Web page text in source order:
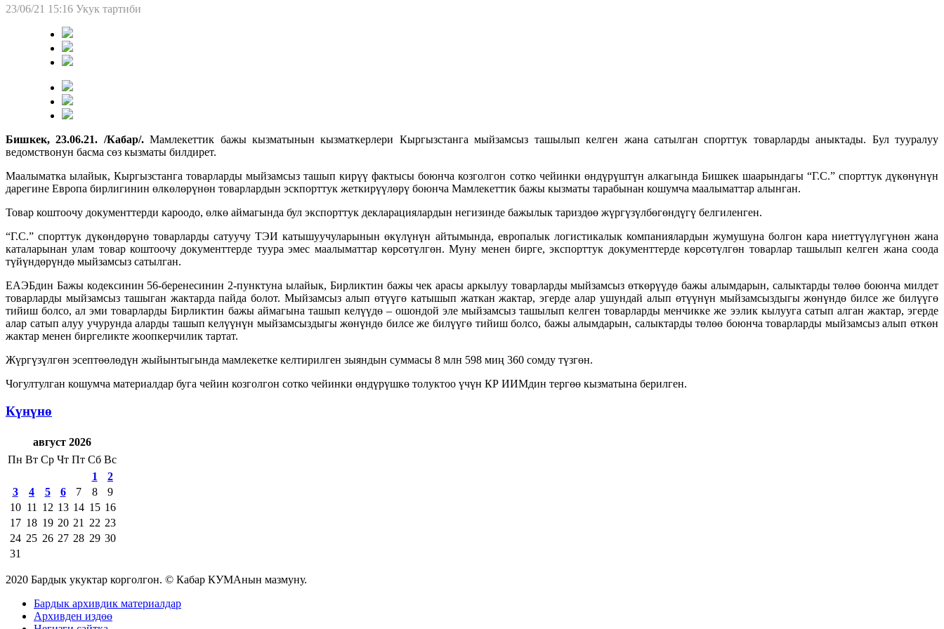
23/06/21 15:16 Укук тартиби
Бишкек, 23.06.21. /Кабар/.Мамлекеттик бажы кызматынын кызматкерлери Кыргызстанга мыйзамсыз ташылып келген жана сатылган спорттук товарларды аныктады. Бул тууралуу
ведомствонун басма сөз кызматы билдирет.
Маалыматка ылайык, Кыргызстанга товарларды мыйзамсыз ташып кирүү фактысы боюнча козголгон сотко чейинки өндүрүштүн алкагында Бишкек шаарындагы “Г.С.” спорттук дүкөнүнүн
дарегине Европа бирлигинин өлкөлөрүнөн товарлардын эскпорттук жеткирүүлөрү боюнча Мамлекеттик бажы кызматы тарабынан кошумча маалыматтар алынган.
Товар коштоочу документтерди кароодо, өлкө аймагында бул экспорттук декларациялардын негизинде бажылык тариздөө жүргүзүлбөгөндүгү белгиленген.
“Г.С.” спорттук дүкөндөрүнө товарларды сатуучу ТЭИ катышуучуларынын өкүлүнүн айтымында, европалык логистикалык компаниялардын жумушуна болгон кара ниеттүүлүгүнөн жана
каталарынан улам товар коштоочу документтерде туура эмес маалыматтар көрсөтүлгөн. Муну менен бирге, экспорттук документтерде көрсөтүлгөн товарлар ташылып келген жана соода
түйүндөрүндө мыйзамсыз сатылган.
ЕАЭБдин Бажы кодексинин 56-беренесинин 2-пунктуна ылайык, Бирликтин бажы чек арасы аркылуу товарларды мыйзамсыз өткөрүүдө бажы алымдарын, салыктарды төлөө боюнча милдет
товарларды мыйзамсыз ташыган жактарда пайда болот. Мыйзамсыз алып өтүүгө катышып жаткан жактар, эгерде алар ушундай алып өтүүнүн мыйзамсыздыгы жөнүндө билсе же билүүгө
тийиш болсо, ал эми товарларды Бирликтин бажы аймагына ташып келүүдө – ошондой эле мыйзамсыз ташылып келген товарларды менчикке же ээлик кылууга сатып алган жактар, эгерде
алар сатып алуу учурунда аларды ташып келүүнүн мыйзамсыздыгы жөнүндө билсе же билүүгө тийиш болсо, бажы алымдарын, салыктарды төлөө боюнча товарларды мыйзамсыз алып өткөн
жактар менен биргеликте жоопкерчилик тартат.
Жүргүзүлгөн эсептөөлөдүн жыйынтыгында мамлекетке келтирилген зыяндын суммасы 8 млн 598 миң 360 сомду түзгөн.
Чогултулган кошумча материалдар буга чейин козголгон сотко чейинки өндүрүшкө толуктоо үчүн КР ИИМдин тергөө кызматына берилген.
Күнүнө
август 2026
Пн Вт Ср Чт Пт Сб Вс
1
2
3
4 5 6 7 8
9
10 11 12 13 14 15 16
17 18 19 20 21 22 23
24 25 26 27 28 29 30
31
2020 Бардык укуктар корголгон. © Кабар КУМАнын мазмуну.
Бардык архивдик материалдар
Архивден издөө